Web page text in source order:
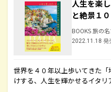
人生を楽
と絶景１
BOOKS 旅の
2022.11.18 発
世界を４０年以上歩いてきた
けする、人生を輝かせるイタ